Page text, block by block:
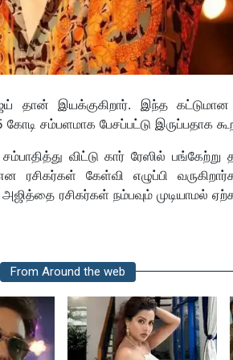
இயக்குகிறார். இந்த கட்டுமான
சம்பளமாக பேசப்பட்டு இருப்பதாக
விட்டு கார் ரேஸில்
ரசிகர்கள் கேள்வி எழுப்பி
ரசிகர்கள் நம்பவும் முடியாமல்
From Around the web